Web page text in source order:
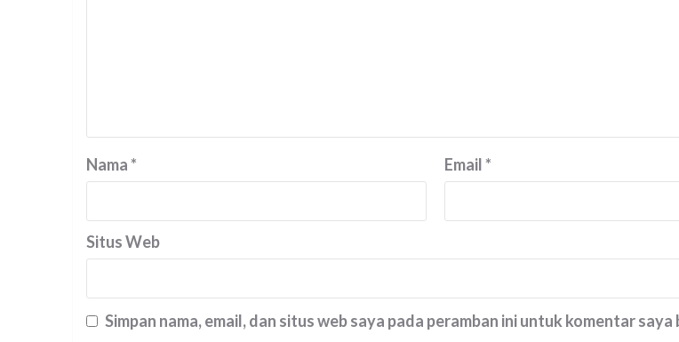
Nama* Email*
Situs Web
Simpan nama, email, dan situs web saya pada peramban ini untuk komentar